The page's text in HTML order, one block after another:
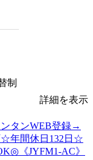
制
詳細を表示